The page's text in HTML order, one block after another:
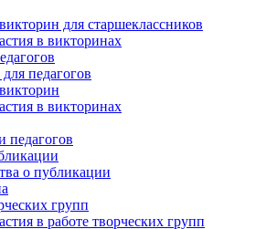
для старшеклассников
в викторинах
педагогов
в викторинах
педагогов
о публикации
групп
в работе творческих групп